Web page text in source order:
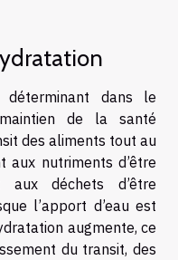
déterminant dans le
de la santé
des aliments tout au
aux nutriments d’être
aux déchets d’être
l’apport d’eau est
augmente, ce
du transit, des